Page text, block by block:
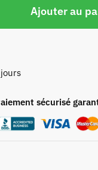
Ajouter au
sécurisé